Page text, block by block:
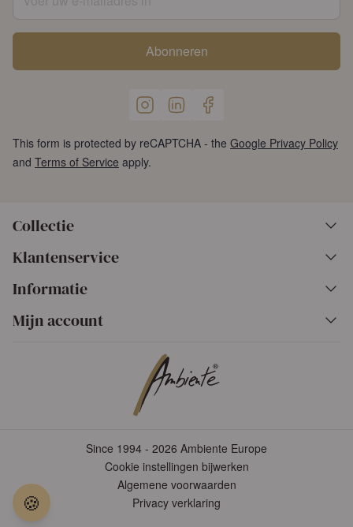
Abonneren
This form is protected by reCAPTCHA - the Google Privacy Policy
and Terms of Service apply.
Collectie
Klantenservice
Informatie
Mijn account
Since 1994 - 2026 Ambiente Europe
Cookie instellingen bijwerken
Algemene voorwaarden
Privacy verklaring
🍪